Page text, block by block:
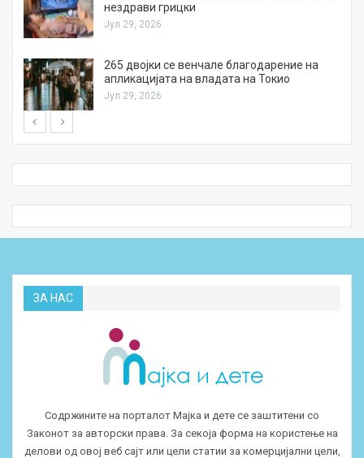
нездрави грицки
Јул 29, 2026
265 двојки се венчале благодарение на
апликацијата на владата на Токио
Јул 29, 2026
ЗА НАС
Содржините на порталот Мајка и дете се заштитени со
Законот за авторски права. За секоја форма на користење на
делови од овој веб сајт или цели статии за комерцијални цели,